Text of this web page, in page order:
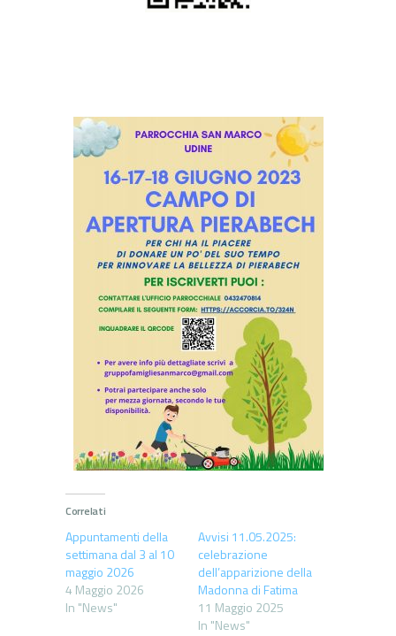
Correlati
Appuntamenti della
settimana dal 3 al 10
maggio 2026
4 Maggio 2026
In "News"
Avvisi 11.05.2025:
celebrazione
dell’apparizione della
Madonna di Fatima
11 Maggio 2025
In "News"